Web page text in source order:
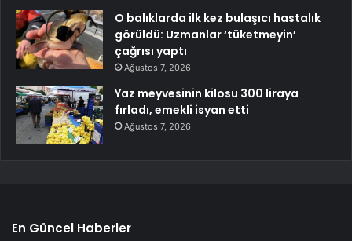
O balıklarda ilk kez bulaşıcı hastalık
görüldü: Uzmanlar ‘tüketmeyin’
çağrısı yaptı
Ağustos 7, 2026
Yaz meyvesinin kilosu 300 liraya
fırladı, emekli isyan etti
Ağustos 7, 2026
En Güncel Haberler